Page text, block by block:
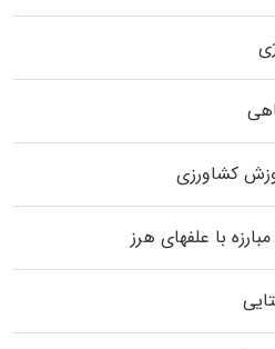
کشاورزی
با علفهای هرز